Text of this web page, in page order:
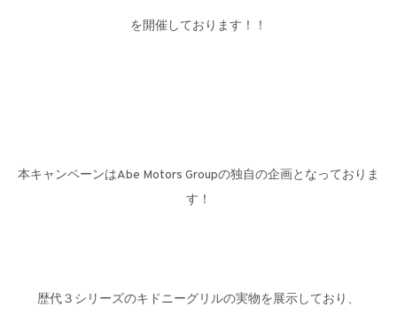
を開催しております！！
本キャンペーンはAbe Motors Groupの独自の企画となっておりま
す！
歴代３シリーズのキドニーグリルの実物を展示しており、